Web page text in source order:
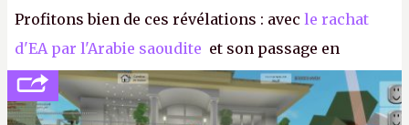
Profitons bien de ces révélations : avec le rachat
d'EA par l'Arabie saoudite et son passage en
société privée, l'éditeur n'aura bientôt plus
l'obligation de publier ses bilans. Encore une